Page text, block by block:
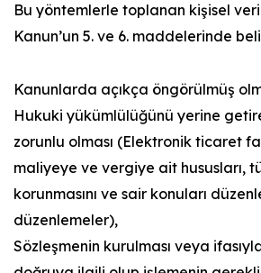
Bu yöntemlerle toplanan kişisel
Kanun’un 5. ve 6. maddelerinde
Kanunlarda açıkça öngörülmüş
Hukuki yükümlülüğünü yerine
zorunlu olması (Elektronik ticaret
maliyeye ve vergiye ait hususları,
korunmasını ve sair konuları
düzenlemeler),
Sözleşmenin kurulması veya